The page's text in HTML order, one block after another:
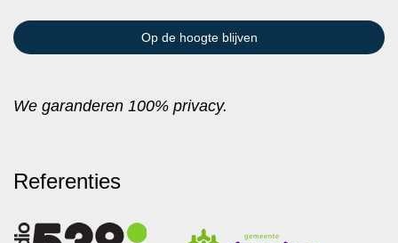
We garanderen 100% privacy.
Referenties